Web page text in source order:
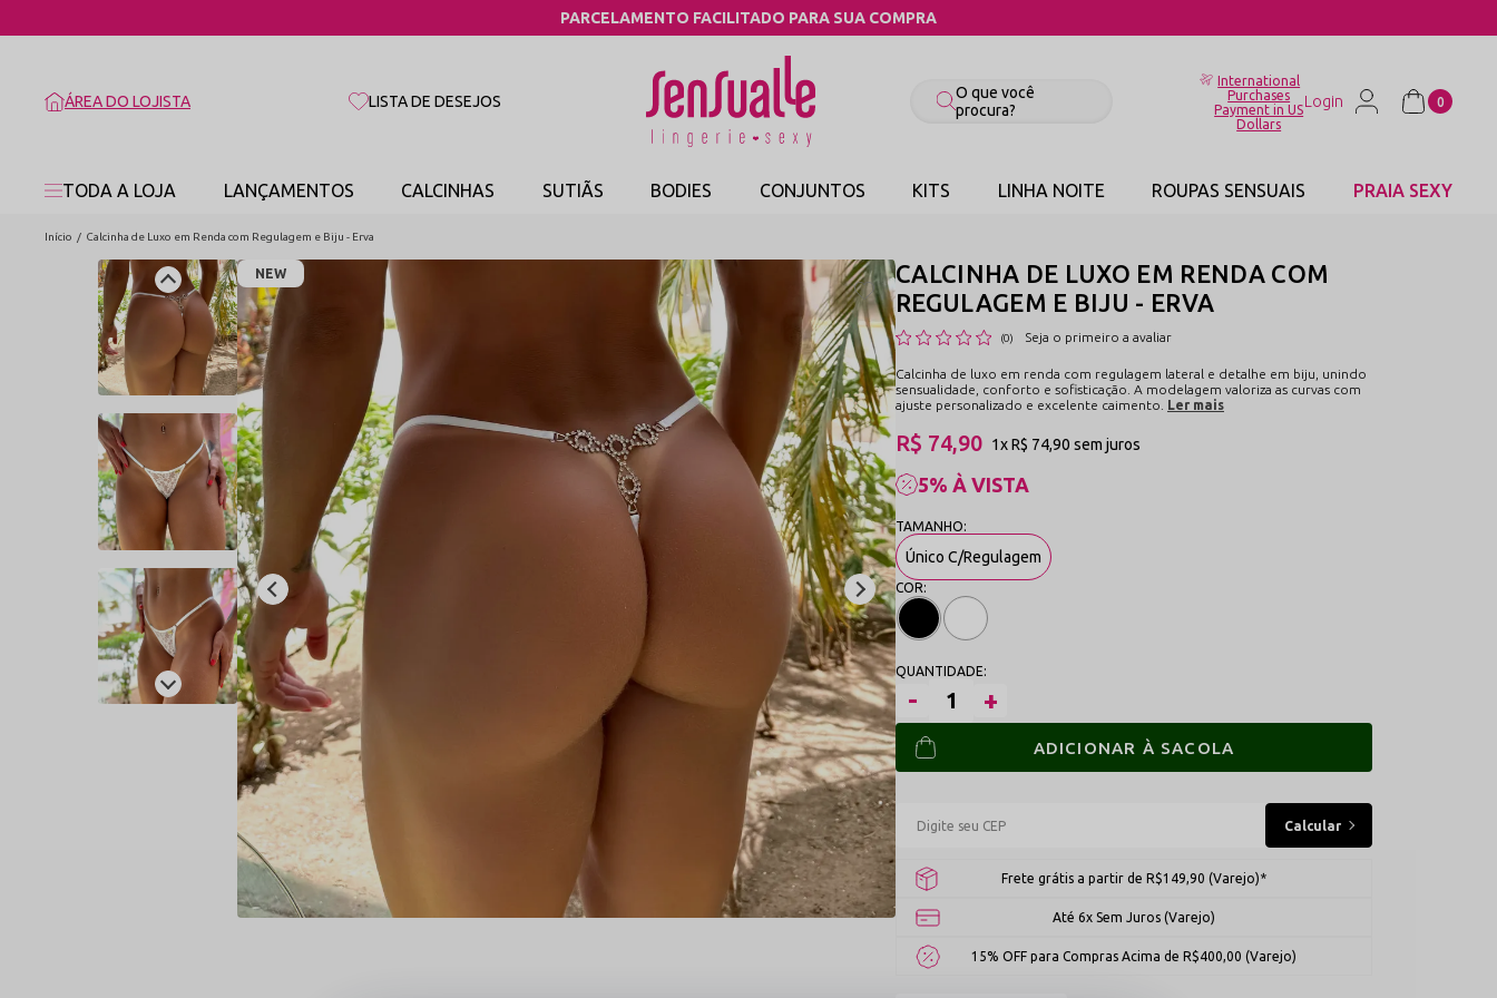
COMPRE PELO WHATSAPP
ÁREA DO LOJISTA LISTA DE DESEJOS
International
Purchases
Payment in US
Dollars
0
TODA A LOJA LANÇAMENTOS CALCINHAS SUTIÃS BODIES CONJUNTOS KITS LINHA NOITE ROUPAS SENSUAIS PRAIA SEXY
Início Calcinha de Luxo em Renda com Regulagem e Biju - Erva
NEW
CALCINHA DE LUXO EM RENDA COM
REGULAGEM E BIJU - ERVA
(0) Seja o primeiro a avaliar
Calcinha de luxo em renda com regulagem lateral e detalhe em biju, unindo
sensualidade, conforto e sofisticação. A modelagem valoriza as curvas com
ajuste personalizado e excelente caimento.
Ler mais
5% À VISTA
R$ 74,90 1xR$ 74,90 sem juros
Único C/Regulagem
ADICIONAR À SACOLA
Frete grátis a partir de R$149,90 (Varejo)*
Até 6x Sem Juros (Varejo)
15% OFF para Compras Acima de R$400,00 (Varejo)